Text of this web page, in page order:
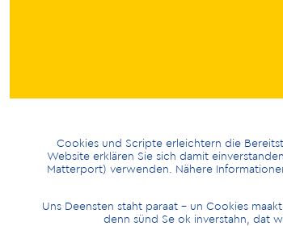
Cookies und Scripte erleichtern die
Website erklären Sie sich damit
Matterport) verwenden. Nähere
Uns Deensten staht paraat – un Cookies
denn sünd Se ok inverstahn, dat